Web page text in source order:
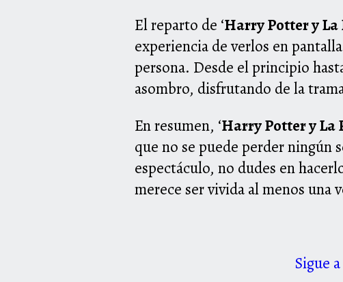
El reparto de ‘Harry Potter y
experiencia de verlos en
persona. Desde el principio
asombro, disfrutando de la
En resumen, ‘Harry Potter y La
que no se puede perder ningún
espectáculo, no dudes en
merece ser vivida al menos una
Sigue a